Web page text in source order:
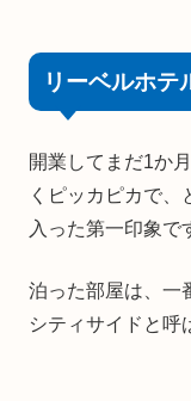
リーベルホテ
開業してまだ1か
くピッカピカで、
入った第一印象で
泊った部屋は、一
シティサイドと呼